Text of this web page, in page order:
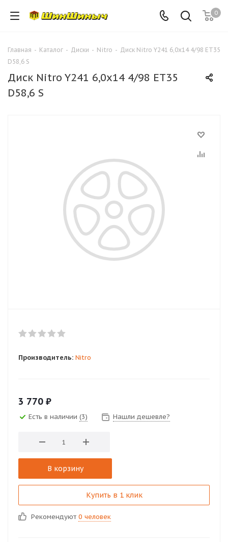
0
Главная - Каталог - Диски - Nitro - Диск Nitro Y241 6,0x14 4/98 ET35
D58,6 S
Диск Nitro Y241 6,0x14 4/98 ET35
D58,6 S
Производитель: Nitro
3 770 ₽
Есть в наличии (3) Нашли дешевле?
В корзину
Купить в 1 клик
Рекомендуют 0 человек